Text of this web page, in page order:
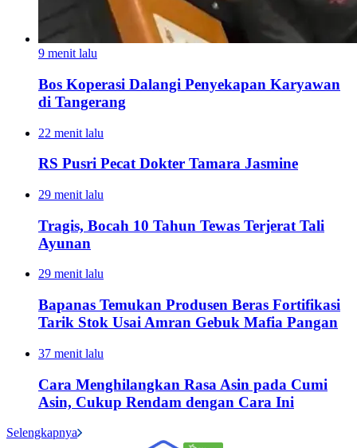
9 menit lalu
Bos Koperasi Dalangi Penyekapan Karyawan
di Tangerang
22 menit lalu
RS Pusri Pecat Dokter Tamara Jasmine
29 menit lalu
Tragis, Bocah 10 Tahun Tewas Terjerat Tali
Ayunan
29 menit lalu
Bapanas Temukan Produsen Beras Fortifikasi
Tarik Stok Usai Amran Gebuk Mafia Pangan
37 menit lalu
Cara Menghilangkan Rasa Asin pada Cumi
Asin, Cukup Rendam dengan Cara Ini
Selengkapnya